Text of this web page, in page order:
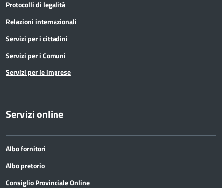
Protocolli di legalità
Relazioni internazionali
Servizi per i cittadini
Servizi per i Comuni
Servizi per le imprese
Servizi online
Albo fornitori
Albo pretorio
Consiglio Provinciale Online